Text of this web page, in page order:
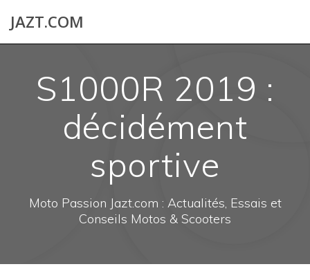
JAZT.COM
S1000R 2019 :
décidément
sportive
Moto Passion Jazt.com : Actualités, Essais et
Conseils Motos & Scooters